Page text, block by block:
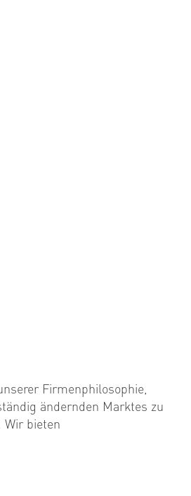
Firmenphilosophie,
ändernden Marktes zu
bieten